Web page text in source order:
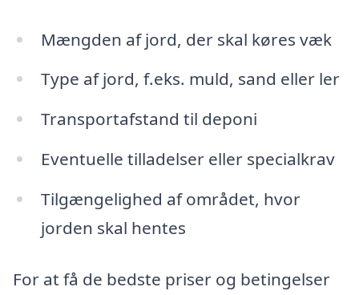
Mængden af jord, der skal køres væk
Type af jord, f.eks. muld, sand eller ler
Transportafstand til deponi
Eventuelle tilladelser eller specialkrav
Tilgængelighed af området, hvor
jorden skal hentes
For at få de bedste priser og betingelser